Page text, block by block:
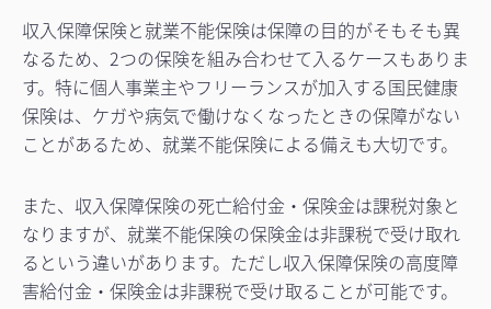
収入保障保険と就業不能保険は保障の目的がそもそも異
なるため、2つの保険を組み合わせて入るケースもありま
す。特に個人事業主やフリーランスが加入する国民健康
保険は、ケガや病気で働けなくなったときの保障がない
ことがあるため、就業不能保険による備えも大切です。
また、収入保障保険の死亡給付金・保険金は課税対象と
なりますが、就業不能保険の保険金は非課税で受け取れ
るという違いがあります。ただし収入保障保険の高度障
害給付金・保険金は非課税で受け取ることが可能です。